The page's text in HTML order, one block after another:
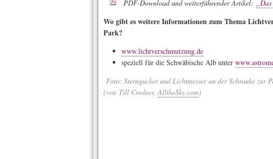
PDF-Download und weiterführender Artikel:
Wo gibt es weitere Informationen zum Thema
Park?
www.lichtverschmutzung.de
speziell für die Schwäbische Alb unter
Foto: Sterngucker und Lichtmesser an der Schranke zur
(von Till Credner,AlltheSky.com)